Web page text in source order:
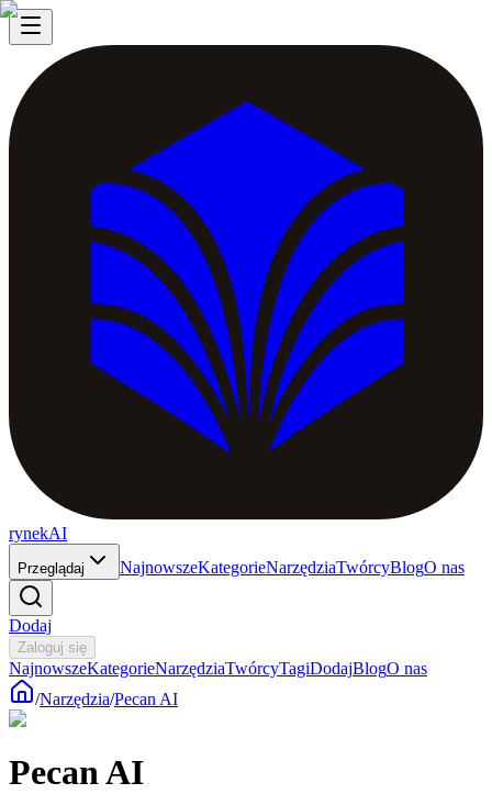
rynekAI
Przeglądaj NajnowszeKategorieNarzędziaTwórcyBlogO nas
Dodaj
Zaloguj się
NajnowszeKategorieNarzędziaTwórcyTagiDodajBlogO nas
/Narzędzia/Pecan AI
Pecan AI